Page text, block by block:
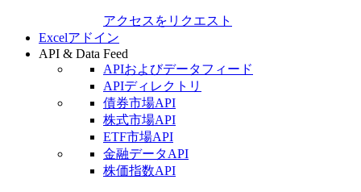
アクセスをリクエスト
Excelアドイン
API & Data Feed
APIおよびデータフィード
APIディレクトリ
債券市場API
株式市場API
ETF市場API
金融データAPI
株価指数API